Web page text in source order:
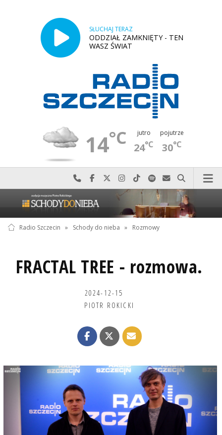
SŁUCHAJ TERAZ
ODDZIAŁ ZAMKNIĘTY - TEN
WASZ ŚWIAT
14°C jutro
24°C
pojutrze
30°C
Najlepiej po prostu do nas zadzwoń
Odwiedź nas na Facebook-u
Odwiedź nas na X
Odwiedź nas na Instagram-ie
Odwiedź nas na TikTok-u
Szukaj nas na Spotify
Wyślij do nas
Szukaj
Radio Szczecin » Schody do nieba » Rozmowy
FRACTAL TREE - rozmowa.
2024-12-15
PIOTR ROKICKI